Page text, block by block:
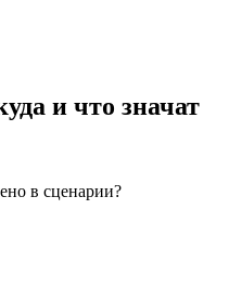
и что значат
в сценарии?